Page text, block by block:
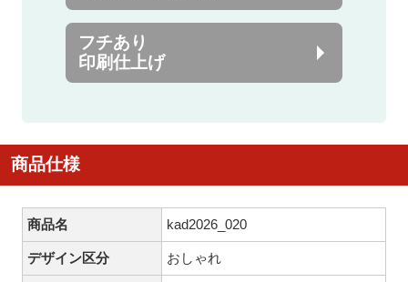
フチあり
印刷仕上げ
商品仕様
商品名 kad2026_020
デザイン区分 おしゃれ